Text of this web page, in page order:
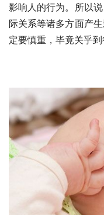
影响人的行为。所以
际关系等诸多方面产
定要慎重，毕竟关乎到